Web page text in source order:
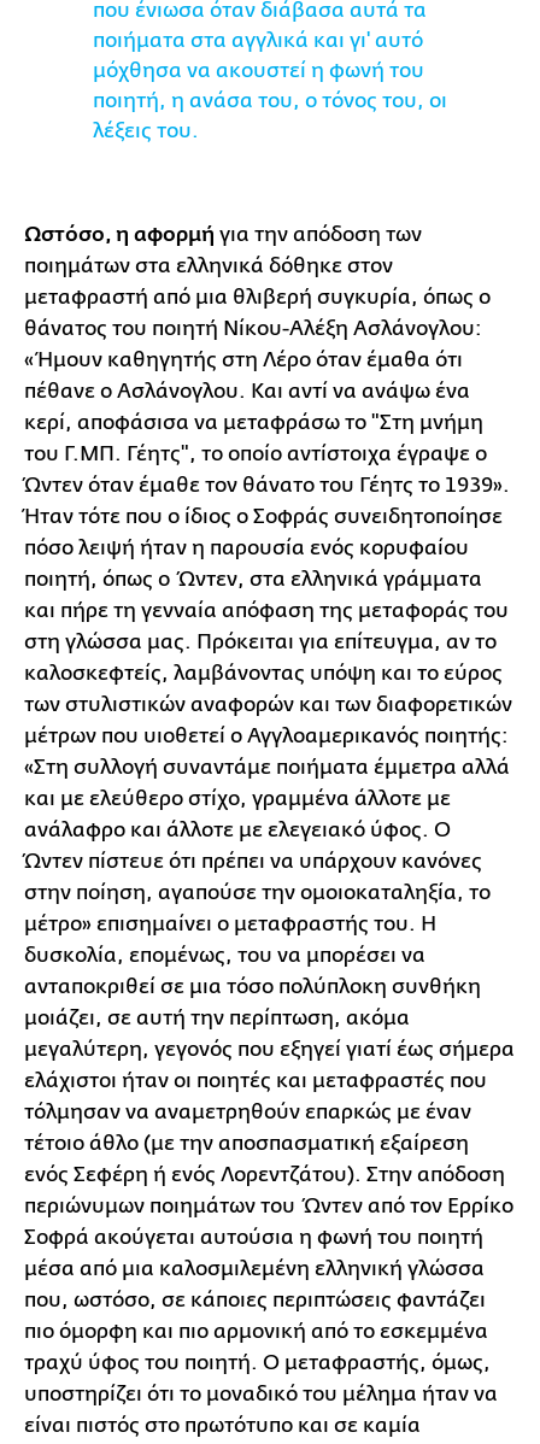
που ένιωσα όταν διάβασα αυτά τα
ποιήματα στα αγγλικά και γι' αυτό
μόχθησα να ακουστεί η φωνή του
ποιητή, η ανάσα του, ο τόνος του, οι
λέξεις του.
Ωστόσο, η αφορμή για την απόδοση των
ποιημάτων στα ελληνικά δόθηκε στον
μεταφραστή από μια θλιβερή συγκυρία, όπως ο
θάνατος του ποιητή Νίκου-Αλέξη Ασλάνογλου:
«Ήμουν καθηγητής στη Λέρο όταν έμαθα ότι
πέθανε ο Ασλάνογλου. Και αντί να ανάψω ένα
κερί, αποφάσισα να μεταφράσω το "Στη μνήμη
του Γ.ΜΠ. Γέητς", το οποίο αντίστοιχα έγραψε ο
Ώντεν όταν έμαθε τον θάνατο του Γέητς το 1939».
Ήταν τότε που ο ίδιος ο Σοφράς συνειδητοποίησε
πόσο λειψή ήταν η παρουσία ενός κορυφαίου
ποιητή, όπως ο Ώντεν, στα ελληνικά γράμματα
και πήρε τη γενναία απόφαση της μεταφοράς του
στη γλώσσα μας. Πρόκειται για επίτευγμα, αν το
καλοσκεφτείς, λαμβάνοντας υπόψη και το εύρος
των στυλιστικών αναφορών και των διαφορετικών
μέτρων που υιοθετεί ο Αγγλοαμερικανός ποιητής:
«Στη συλλογή συναντάμε ποιήματα έμμετρα αλλά
και με ελεύθερο στίχο, γραμμένα άλλοτε με
ανάλαφρο και άλλοτε με ελεγειακό ύφος. Ο
Ώντεν πίστευε ότι πρέπει να υπάρχουν κανόνες
στην ποίηση, αγαπούσε την ομοιοκαταληξία, το
μέτρο» επισημαίνει ο μεταφραστής του. Η
δυσκολία, επομένως, του να μπορέσει να
ανταποκριθεί σε μια τόσο πολύπλοκη συνθήκη
μοιάζει, σε αυτή την περίπτωση, ακόμα
μεγαλύτερη, γεγονός που εξηγεί γιατί έως σήμερα
ελάχιστοι ήταν οι ποιητές και μεταφραστές που
τόλμησαν να αναμετρηθούν επαρκώς με έναν
τέτοιο άθλο (με την αποσπασματική εξαίρεση
ενός Σεφέρη ή ενός Λορεντζάτου). Στην απόδοση
περιώνυμων ποιημάτων του Ώντεν από τον Ερρίκο
Σοφρά ακούγεται αυτούσια η φωνή του ποιητή
μέσα από μια καλοσμιλεμένη ελληνική γλώσσα
που, ωστόσο, σε κάποιες περιπτώσεις φαντάζει
πιο όμορφη και πιο αρμονική από το εσκεμμένα
τραχύ ύφος του ποιητή. Ο μεταφραστής, όμως,
υποστηρίζει ότι το μοναδικό του μέλημα ήταν να
είναι πιστός στο πρωτότυπο και σε καμία